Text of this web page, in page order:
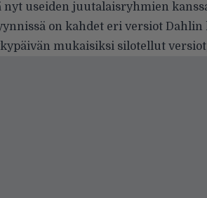
nyt useiden juutalaisryhmien
on kahdet eri versiot
mukaisiksi silotellut